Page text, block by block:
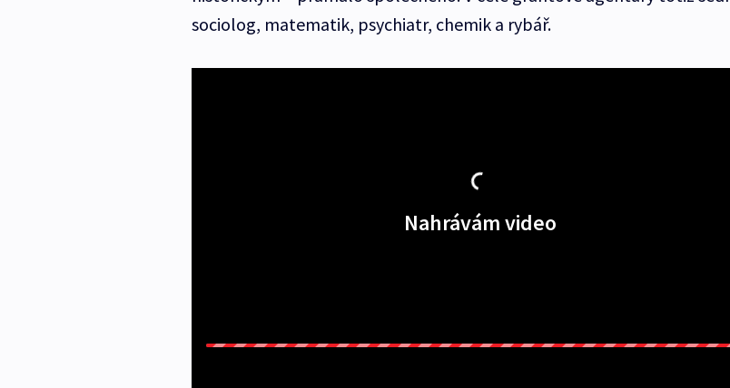
sociolog, matematik, psychiatr, chemik a rybář.
Nahrávám video